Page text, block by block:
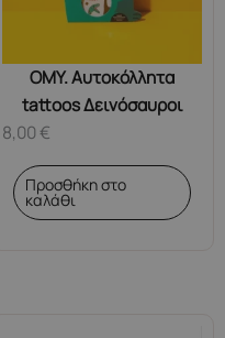
OMY. Αυτοκόλλητα
tattoos Δεινόσαυροι
8,00€
Προσθήκη στο
καλάθι